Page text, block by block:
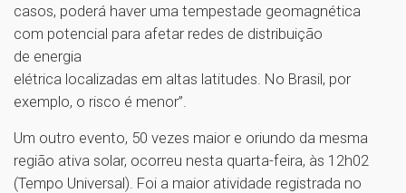
casos, poderá haver uma tempestade geomagnética
com potencial para afetar redes de distribuição
de energia
elétrica localizadas em altas latitudes. No Brasil, por
exemplo, o risco é menor”.
Um outro evento, 50 vezes maior e oriundo da mesma
região ativa solar, ocorreu nesta quarta-feira, às 12h02
(Tempo Universal). Foi a maior atividade registrada no